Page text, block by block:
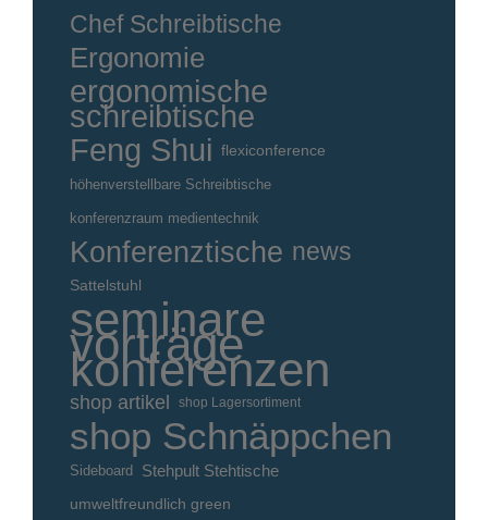
Chef Schreibtische
Ergonomie
ergonomische
schreibtische
Feng Shui flexiconference
höhenverstellbare Schreibtische
konferenzraum medientechnik
Konferenztische news
Sattelstuhl
seminare
vorträge
konferenzen
shop artikel shop Lagersortiment
shop Schnäppchen
Sideboard Stehpult Stehtische
umweltfreundlich green